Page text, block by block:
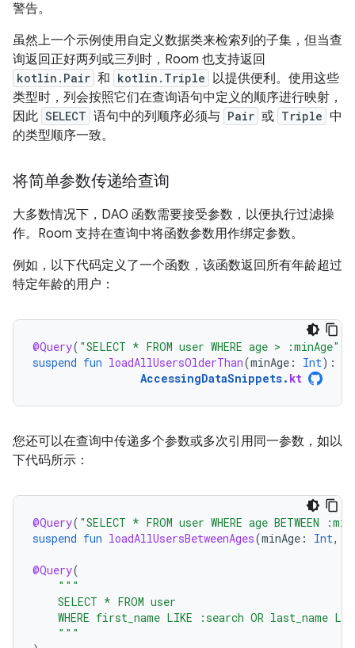
警告。
虽然上一个示例使用自定义数据类来检索列的子集，但当查
询返回正好两列或三列时，Room 也支持返回
kotlin.Pair 和 kotlin.Triple 以提供便利。使用这些
类型时，列会按照它们在查询语句中定义的顺序进行映射，
因此 SELECT 语句中的列顺序必须与 Pair 或 Triple 中
的类型顺序一致。
将简单参数传递给查询
大多数情况下，DAO 函数需要接受参数，以便执行过滤操
作。Room 支持在查询中将函数参数用作绑定参数。
例如，以下代码定义了一个函数，该函数返回所有年龄超过
特定年龄的用户：
@Query( "SELECT * FROM user WHERE age > :minAge"
suspend fun loadAllUsersOlderThan(minAge : Int):
AccessingDataSnippets. kt
您还可以在查询中传递多个参数或多次引用同一参数，如以
下代码所示：
@Query( "SELECT * FROM user WHERE age BETWEEN
suspend fun loadAllUsersBetweenAges(minAge : Int,
@Query(
"""
    SELECT * FROM user
WHERE first_name LIKE :search OR last_name
    """